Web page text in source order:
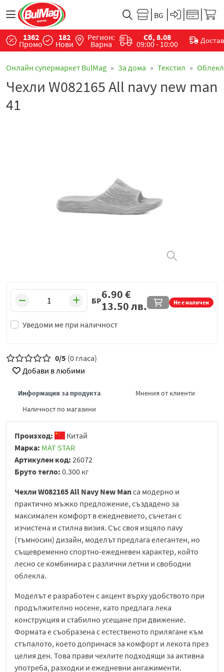
1362
Промо
182
Нови
Регион:
Варна
Сб, 8.08
09:00 - 10:00
Онлайн супермаркет BulMag За дома Текстил
Чехли W082165 All navy new man
41
БР Не е наличен
Уведоми ме при наличност
6.90€
13.50лв.
0/5 (0 гласа)
Добави в любими
Информация за продукта
Мнения от клиенти
Наличност по магазини
Произход:
Китай
Марка: MAT STAR
Артикулен код: 26072
Бруто тегло: 0.300 кг
Чехли W082165 All Navy New Manса модерно и
практично мъжко предложение, създадено за
максимален комфорт в ежедневието, съчетан с
изчистена и стилна визия. Със своя изцяло navy
(тъмносин) дизайн, моделът предлага елегантен, но
същевременно спортно-ежедневен характер, който
лесно се комбинира с различни летни и свободни
облекла.
Моделът е разработен с акцент върху удобството при
продължително носене, като предлага лека
конструкция и стабилно усещане при движение.
Формата е съобразена с естественото прилягане към
стъпалото, което допринася за комфорт и лекота през
целия ден. Това прави чехлите подходящи за активна
употреба, разходки и ежедневни ангажименти.